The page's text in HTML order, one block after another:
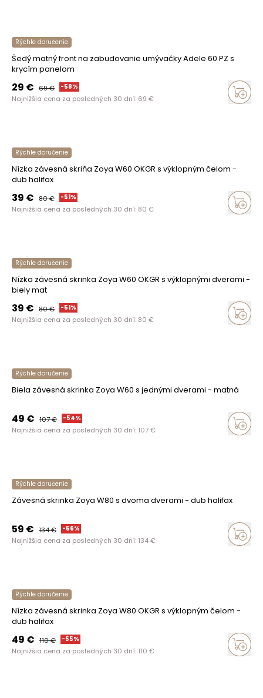
Rýchle doručenie
Šedý matný front na zabudovanie umývačky Adele 60 PZ s
krycím panelom
29 € 69€ -58%
Najnižšia cena za posledných 30 dní: 69 €
Rýchle doručenie
Nízka závesná skriňa Zoya W60 OKGR s výklopným čelom -
dub halifax
39 € 80€ -51%
Najnižšia cena za posledných 30 dní: 80 €
Rýchle doručenie
Nízka závesná skrinka Zoya W60 OKGR s výklopnými dverami -
biely mat
39 € 80€ -51%
Najnižšia cena za posledných 30 dní: 80 €
Rýchle doručenie
Biela závesná skrinka Zoya W60 s jednými dverami - matná
49 € 107€ -54%
Najnižšia cena za posledných 30 dní: 107€
Rýchle doručenie
Závesná skrinka Zoya W80 s dvoma dverami - dub halifax
59 € 134€ -56%
Najnižšia cena za posledných 30 dní: 134€
Rýchle doručenie
Nízka závesná skrinka Zoya W80 OKGR s výklopným čelom -
dub halifax
49 € 110€ -55%
Najnižšia cena za posledných 30 dní: 110 €